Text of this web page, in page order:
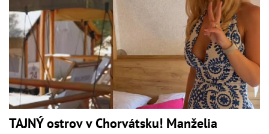
TAJNÝ ostrov v Chorvátsku! Manželia